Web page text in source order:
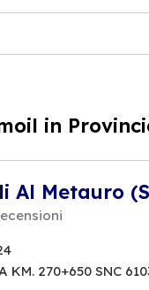
in
Al Metauro
KM. 270+650 SNC